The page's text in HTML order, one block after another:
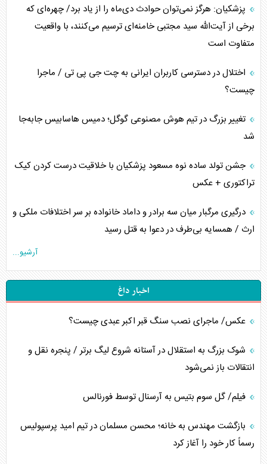
پزشکیان: هرگز نمی‌توان حوادث دی‌ماه را از یاد برد/ چهره‌ای که
برخی از آیت‌الله سید مجتبی خامنه‌ای ترسیم می‌کنند، با واقعیت
متفاوت است
اختلال در دسترسی کاربران ایرانی به چت جی پی تی / ماجرا
چیست؟
تغییر بزرگ در تیم هوش مصنوعی گوگل؛ دمیس هاسابیس جابه‌جا
شد
جشن تولد ساده نوه مسعود پزشکیان با خلاقیت درست کردن کیک
تراکتوری + عکس
درگیری مرگبار میان سه برادر و داماد خانواده بر سر اختلافات ملکی و
ارث / همسایه بی‌طرف در دعوا به قتل رسید
آرشیو...
اخبار داغ
عکس/ ماجرای نصب سنگ قبر اکبر عبدی چیست؟
شوک بزرگ به استقلال در آستانه شروع لیگ برتر / پنجره نقل و
انتقالات باز نمی‌شود
فیلم/ گل سوم بتیس به آرسنال توسط فورنالس
بازگشت مهندس به خانه؛ محسن مسلمان در تیم امید پرسپولیس
رسماً کار خود را آغاز کرد